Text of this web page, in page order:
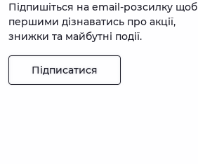
Підпишіться на email-розсилку щоб
першими дізнаватись про акції,
знижки та майбутні події.
Підписатися